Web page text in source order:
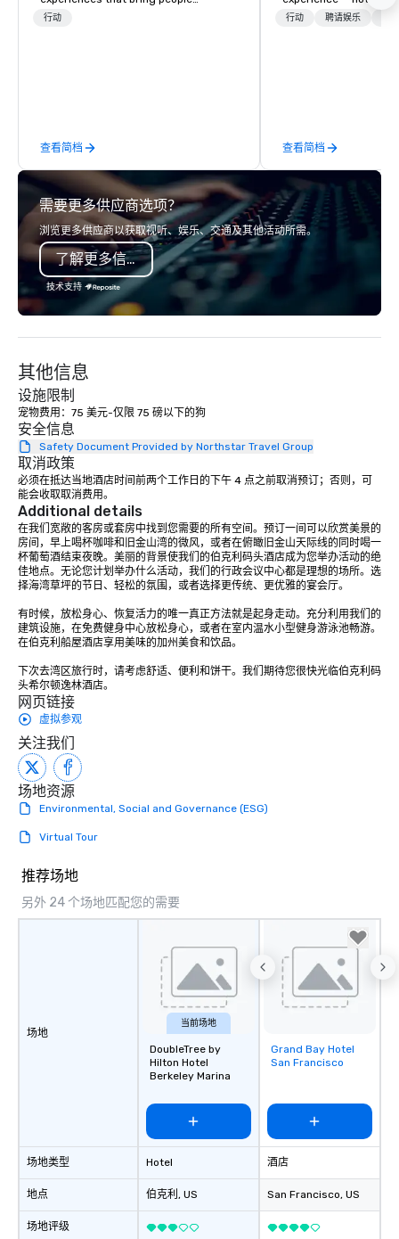
together. Since 2005, we've
instructors guide participants
through collaborative cooking
sessions using high-quality
ingredients and time-tested
techniques. Whether you're planning a
corporate team-building retreat,
milestone celebration, or virtual
cooking experience, we create
memorable events that encourage
connection, boost engagement, and
leave participants with new skills
building, corporate wellness
programs, birthday parties,
anniversary celebrations, rehearsal
dinners, holiday events, client
entertainment, and virtual team
connections. We handle everything
from ingredient sourcing to
instruction, making your event
planning seamless.
行动
查看简档
transformation. We
offsites. Whether
think like a Silicon
explore the mindsets
world's fastest-
or walk away with a
innovation playbook,
Fully customizable by
seniority, and
行动 聘请娱乐
查看简档
需要更多供应商选项？
浏览更多供应商以获取视听、娱乐、交通及其他活动所需。
了解更多信息
技术支持
其他信息
设施限制
宠物费用：75 美元-仅限 75 磅以下的狗
安全信息
Safety Document Provided by Northstar Travel Group
取消政策
必须在抵达当地酒店时间前两个工作日的下午 4 点之前取消预订；否则，可
能会收取取消费用。
Additional details
在我们宽敞的客房或套房中找到您需要的所有空间。预订一间可以欣赏美景的
房间，早上喝杯咖啡和旧金山湾的微风，或者在俯瞰旧金山天际线的同时喝一
杯葡萄酒结束夜晚。美丽的背景使我们的伯克利码头酒店成为您举办活动的绝
佳地点。无论您计划举办什么活动，我们的行政会议中心都是理想的场所。选
择海湾草坪的节日、轻松的氛围，或者选择更传统、更优雅的宴会厅。
有时候，放松身心、恢复活力的唯一真正方法就是起身走动。充分利用我们的
建筑设施，在免费健身中心放松身心，或者在室内温水小型健身游泳池畅游。
在伯克利船屋酒店享用美味的加州美食和饮品。
下次去湾区旅行时，请考虑舒适、便利和饼干。我们期待您很快光临伯克利码
头希尔顿逸林酒店。
网页链接
虚拟参观
关注我们
场地资源
Environmental, Social and Governance (ESG)
Virtual Tour
推荐场地
另外 24 个场地匹配您的需要
场地
场地类型
地点
场地评级
当前场地
DoubleTree by
Hilton Hotel
Berkeley Marina
Hotel
伯克利 , US
Removed from
favorites
Grand Bay Hotel
San Francisco
酒店
San Francisco, US